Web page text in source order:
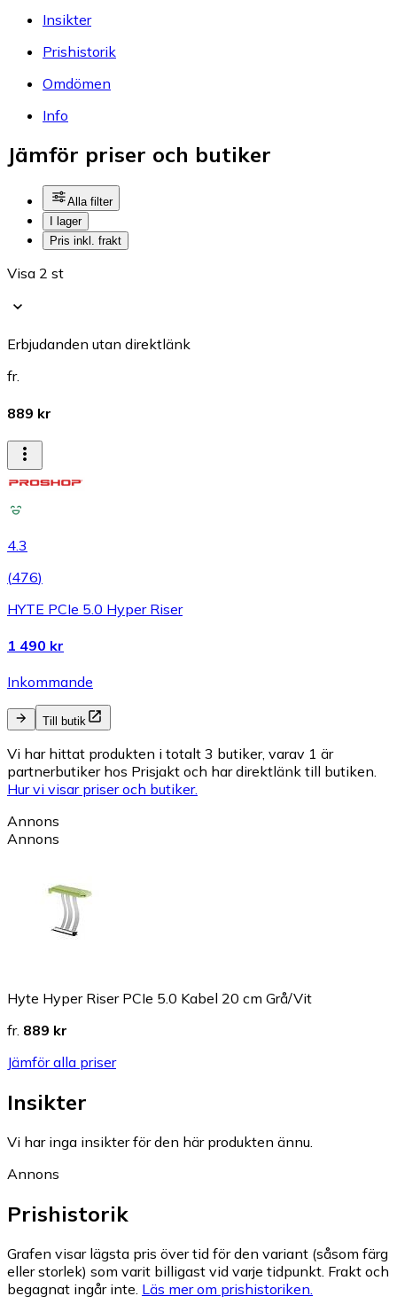
Insikter
Prishistorik
Omdömen
Info
Jämför priser och butiker
Alla filter
I lager
Pris inkl. frakt
Visa 2 st
Erbjudanden utan direktlänk
fr.
889 kr
4.3
(476)
HYTE PCIe 5.0 Hyper Riser
1 490 kr
Inkommande
Till butik
Vi har hittat produkten i totalt 3 butiker, varav 1 är
partnerbutiker hos Prisjakt och har direktlänk till butiken.
Hur vi visar priser och butiker.
Annons
Annons
Hyte Hyper Riser PCIe 5.0 Kabel 20 cm Grå/Vit
fr. 889 kr
Jämför alla priser
Insikter
Vi har inga insikter för den här produkten ännu.
Annons
Prishistorik
Grafen visar lägsta pris över tid för den variant (såsom färg
eller storlek) som varit billigast vid varje tidpunkt. Frakt och
begagnat ingår inte. Läs mer om prishistoriken.